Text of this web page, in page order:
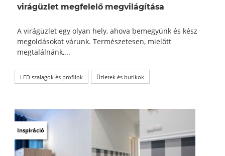
virágüzlet megfelelő megvilágítása
A virágüzlet egy olyan hely, ahova bemegyünk és kész
megoldásokat várunk. Természetesen, mielőtt
megtalálnánk,...
LED szalagok és profilok Üzletek és butikok
Inspiráció